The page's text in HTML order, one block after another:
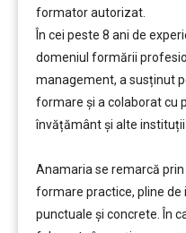
formator autorizat.
În cei peste 8 ani de
domeniul formării
management, a susținut
formare și a colaborat cu
învățământ şi alte
Anamaria se remarcă
formare practice, pline de
punctuale și concrete. În